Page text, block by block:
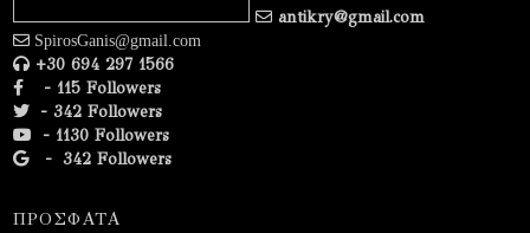
antikry@gmail.com
SpirosGanis@gmail.com
+30 694 297 1566
- 115 Followers
- 342 Followers
- 1130 Followers
- 342 Followers
ΠΡΟΣΦΑΤΑ